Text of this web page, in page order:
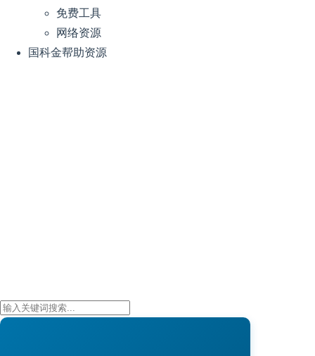
免费工具
网络资源
国科金帮助资源